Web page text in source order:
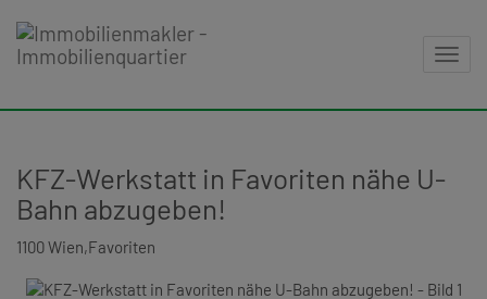
KFZ-Werkstatt in Favoriten nähe U-
Bahn abzugeben!
1100 Wien,Favoriten